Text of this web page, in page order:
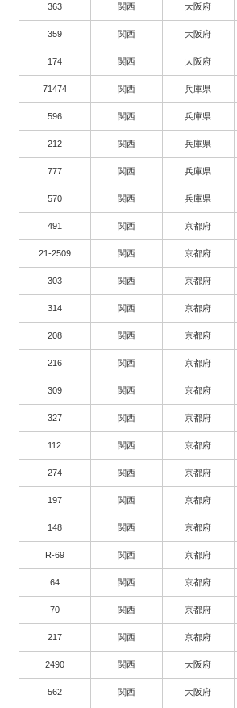
363 関西 大阪府
359 関西 大阪府
174 関西 大阪府
71474 関西 兵庫県
596 関西 兵庫県
212 関西 兵庫県
777 関西 兵庫県
570 関西 兵庫県
491 関西 京都府
21-2509 関西 京都府
303 関西 京都府
314 関西 京都府
208 関西 京都府
216 関西 京都府
309 関西 京都府
327 関西 京都府
112 関西 京都府
274 関西 京都府
197 関西 京都府
148 関西 京都府
R-69 関西 京都府
64 関西 京都府
70 関西 京都府
217 関西 京都府
2490 関西 大阪府
562 関西 大阪府